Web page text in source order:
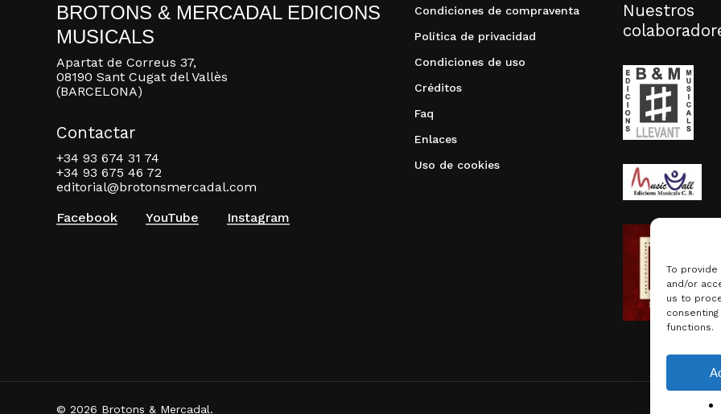
To
and/or
us to
functions.
BROTONS & MERCADAL EDICIONS
MUSICALS
Apartat de Correus 37,
08190 Sant Cugat del Vallès
(BARCELONA)
Contactar
+34 93 674 31 74
+34 93 675 46 72
editorial@brotonsmercadal.com
Facebook
YouTube Instagram
Condiciones de compraventa
Política de privacidad
Condiciones de uso
Créditos
Faq
Enlaces
Uso de cookies
Nuestros
© 2026 Brotons & Mercadal.